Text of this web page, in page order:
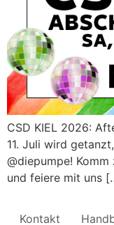
CSD KIEL 2026:
11. Juli wird
@diepumpe!
und feiere mit uns
Kontakt